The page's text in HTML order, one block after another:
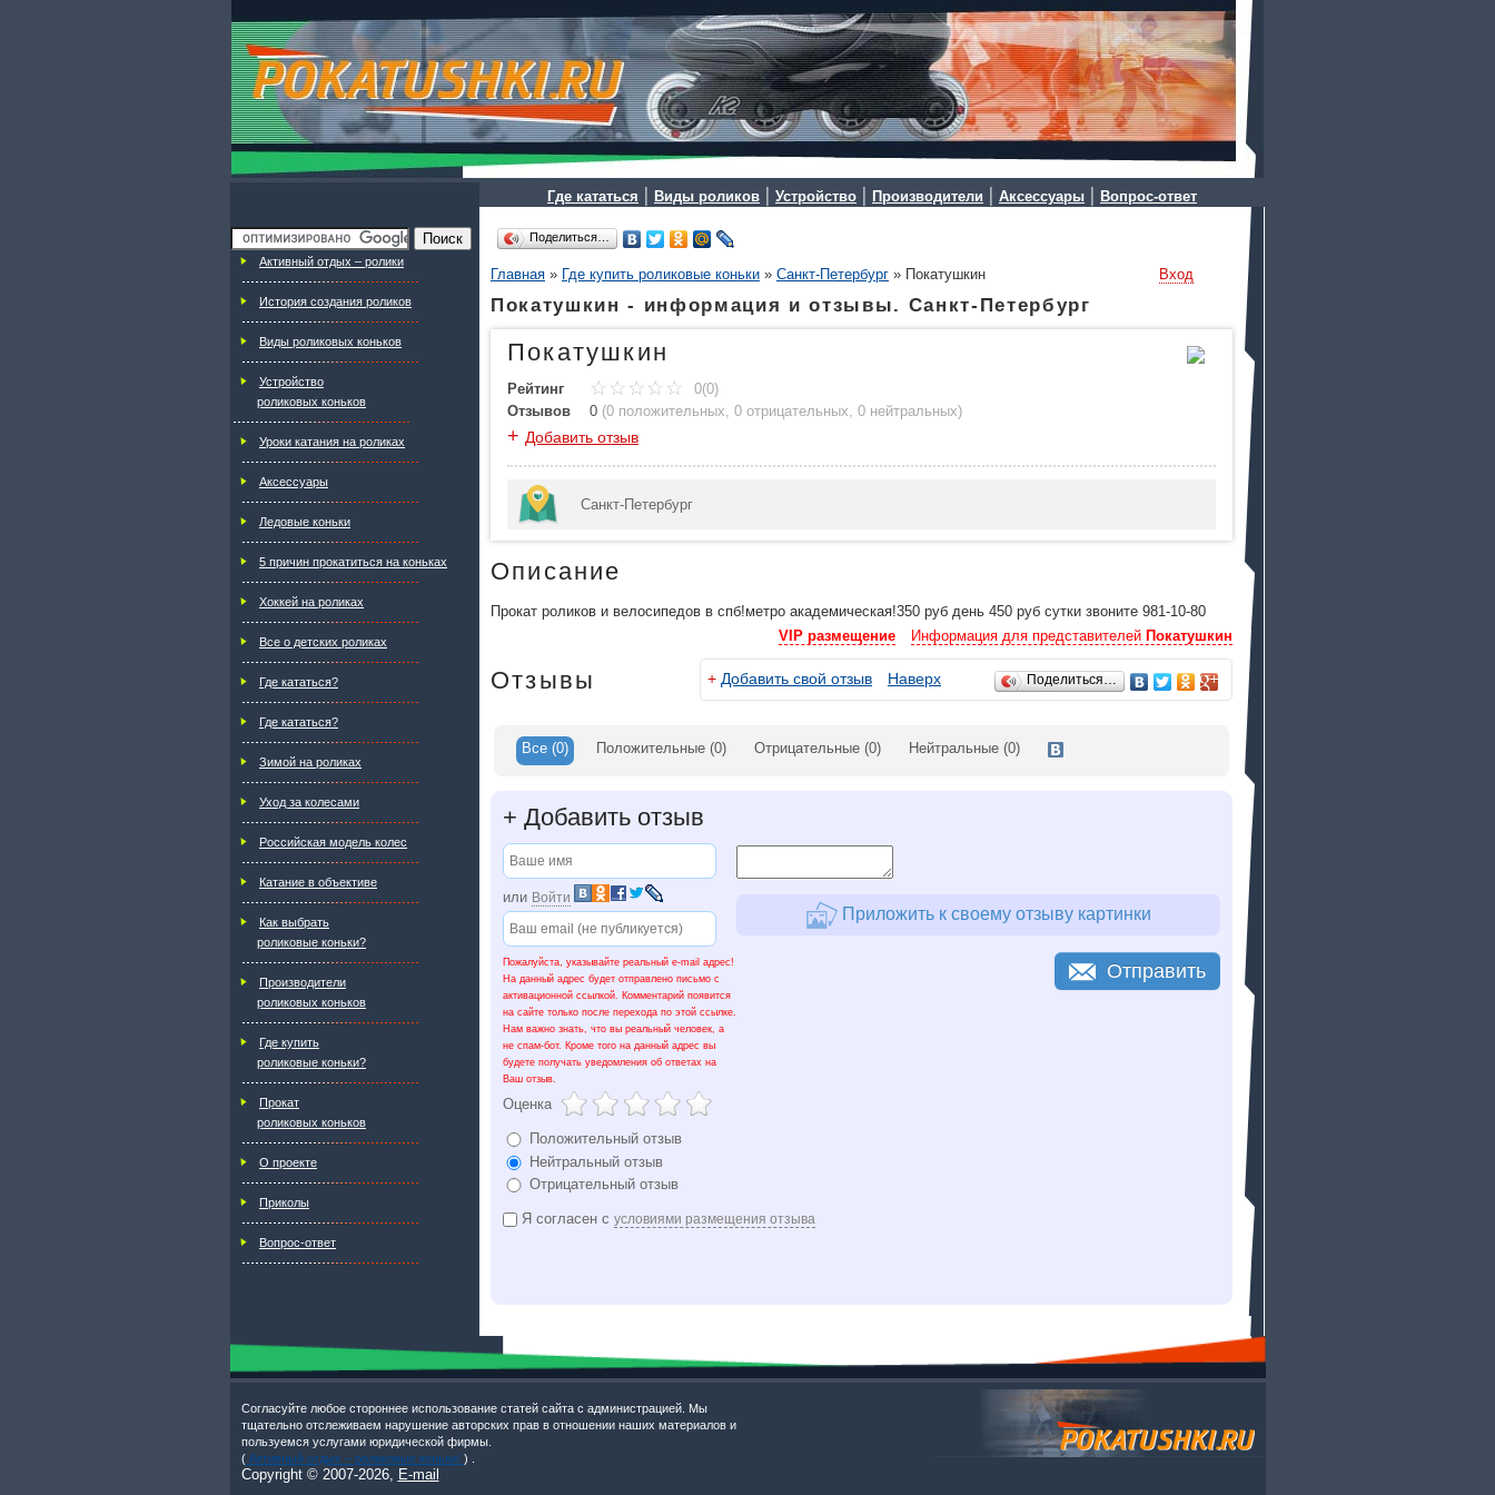
Где кататься | Виды роликов | Устройство | Производители | Аксессуары | Вопрос-ответ
Активный отдых – ролики
История создания роликов
Виды роликовых коньков
Устройство
роликовых коньков
Уроки катания на роликах
Аксессуары
Ледовые коньки
5 причин прокатиться на коньках
Хоккей на роликах
Все о детских роликах
Где кататься?
Где кататься?
Зимой на роликах
Уход за колесами
Российская модель колес
Катание в объективе
Как выбрать
роликовые коньки?
Производители
роликовых коньков
Где купить
роликовые коньки?
Прокат
роликовых коньков
О проекте
Приколы
Вопрос-ответ
Поделиться…
Главная » Где купить роликовые коньки » Санкт-Петербург » Покатушкин Вход
Покатушкин - информация и отзывы. Санкт-Петербург
Покатушкин
Рейтинг
0(0)
Отзывов
0 (0 положительных, 0 отрицательных, 0 нейтральных)
+ Добавить отзыв
Санкт-Петербург
Описание
Прокат роликов и велосипедов в спб!метро академическая!350 руб день 450 руб сутки звоните 981-10-80
VIP размещение
Информация для представителей Покатушкин
Отзывы + Добавить свой отзыв Наверх Поделиться…
Все (0) Положительные(0) Отрицательные(0) Нейтральные(0)
+ Добавить отзыв
или Войти
Пожалуйста, указывайте реальный e-mail адрес!
На данный адрес будет отправлено письмо с
активационной ссылкой. Комментарий появится
на сайте только после перехода по этой ссылке.
Нам важно знать, что вы реальный человек, а
не спам-бот. Кроме того на данный адрес вы
будете получать уведомления об ответах на
Ваш отзыв.
Оценка
Положительный отзыв
Нейтральный отзыв
Отрицательный отзыв
Приложить к своему отзыву картинки
Я согласен с условиями размещения отзыва
Отправить
Согласуйте любое стороннее использование статей сайта с администрацией. Мы
тщательно отслеживаем нарушение авторских прав в отношении наших материалов и
пользуемся услугами юридической фирмы.
(Активный отдых – роликовые коньки! ) .
Copyright © 2007-2026, E-mail